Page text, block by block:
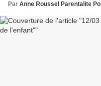
Par Anne Roussel Parentalite